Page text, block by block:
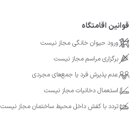
قوانین اقامتگاه
ورود حیوان خانگی مجاز نیست
برگزاری مراسم مجاز نیست
عدم پذیرش فرد یا جمع‌های مجردی
استعمال دخانیات مجاز نیست
تردد با کفش داخل محیط ساختمان مجاز نیست